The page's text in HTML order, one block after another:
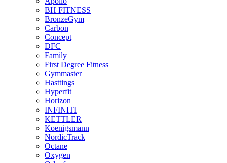
BH FITNESS
BronzeGym
Carbon
Concept
DFC
Family
First Degree Fitness
Gymmaster
Hasttings
Hyperfit
Horizon
INFINITI
KETTLER
Koenigsmann
NordicTrack
Octane
Oxygen